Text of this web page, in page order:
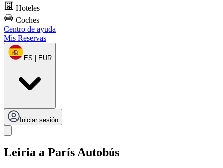
Hoteles
Coches
Centro de ayuda
Mis Reservas
ES | EUR
Iniciar sesión
Leiria a París Autobús